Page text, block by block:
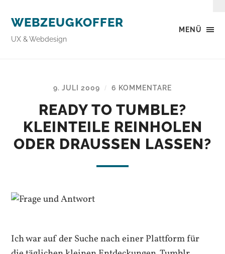
MENÜ
WEBZEUGKOFFER
UX & Webdesign
9. JULI 2009 / 6 KOMMENTARE
READY TO TUMBLE?
KLEINTEILE REINHOLEN
ODER DRAUSSEN LASSEN?
Ich war auf der Suche nach einer Plattform für